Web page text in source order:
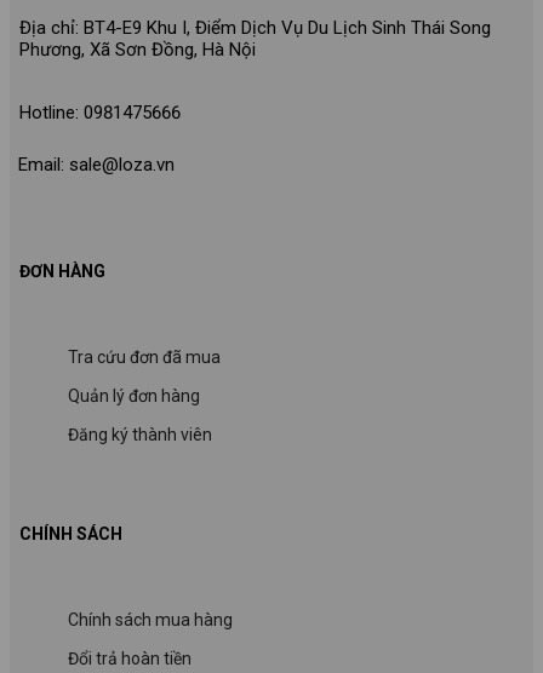
CHÍNH SÁCH
Chính sách mua hàng
Đổi trả hoàn tiền
Địa chỉ: BT4-E9 Khu I, Điểm Dịch Vụ Du Lịch Sinh Thái Song
Phương, Xã Sơn Đồng, Hà Nội
Hotline: 0981475666
Email: sale@loza.vn
ĐƠN HÀNG
Tra cứu đơn đã mua
Quản lý đơn hàng
Đăng ký thành viên